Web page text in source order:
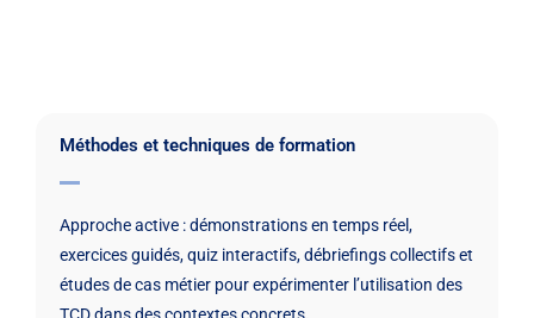
Méthodes et techniques de formation
Approche active : démonstrations en temps réel,
exercices guidés, quiz interactifs, débriefings collectifs et
études de cas métier pour expérimenter l’utilisation des
TCD dans des contextes concrets.